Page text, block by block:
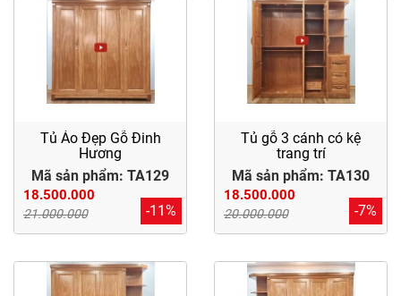
Tủ Áo Đẹp Gỗ Đinh
Hương
Mã sản phẩm: TA129
18.500.000
21.000.000 -11%
Tủ gỗ 3 cánh có kệ
trang trí
Mã sản phẩm: TA130
18.500.000
20.000.000 -7%